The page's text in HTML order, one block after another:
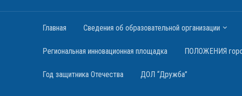
Главная Сведения об образовательной организации
Региональная инновационная площадка ПОЛОЖЕНИЯ
Год защитника Отечества ДОЛ “Дружба”